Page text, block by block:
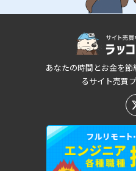
あなたの時間とお金を
るサイト売買